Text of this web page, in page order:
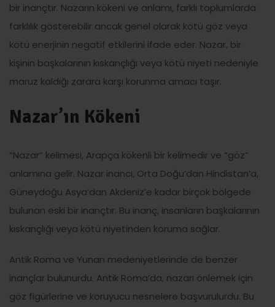
bir inançtır. Nazarın kökeni ve anlamı, farklı toplumlarda
farklılık gösterebilir ancak genel olarak kötü göz veya
kötü enerjinin negatif etkilerini ifade eder. Nazar, bir
kişinin başkalarının kıskançlığı veya kötü niyeti nedeniyle
maruz kaldığı zarara karşı korunma amacı taşır.
Nazar’ın Kökeni
“Nazar” kelimesi, Arapça kökenli bir kelimedir ve “göz”
anlamına gelir. Nazar inancı, Orta Doğu’dan Hindistan’a,
Güneydoğu Asya’dan Akdeniz’e kadar birçok bölgede
bulunan eski bir inançtır. Bu inanç, insanların başkalarının
kıskançlığı veya kötü niyetinden koruma sağlar.
Antik Roma ve Yunan medeniyetlerinde de benzer
inançlar bulunurdu. Antik Roma’da, nazarı önlemek için
göz figürlerine ve koruyucu nesnelere başvurulurdu. Bu